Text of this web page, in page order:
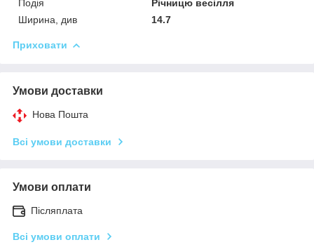
Подія
Річницю весілля
Ширина, див
14.7
Приховати
Умови доставки
Нова Пошта
Всі умови доставки
Умови оплати
Післяплата
Всі умови оплати